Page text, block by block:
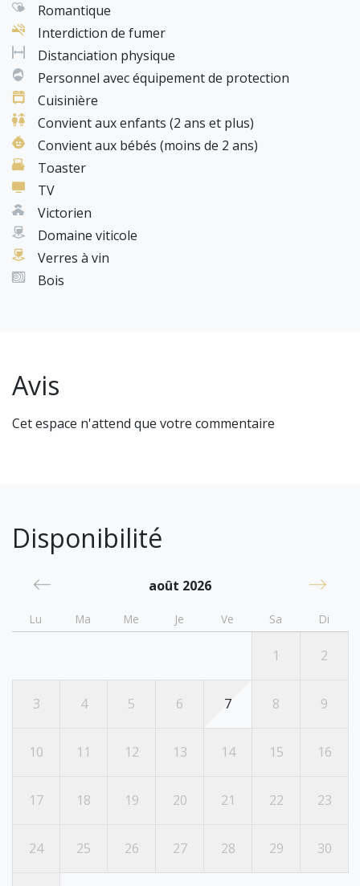
Romantique
Interdiction de fumer
Distanciation physique
Personnel avec équipement de protection
Cuisinière
Convient aux enfants (2 ans et plus)
Convient aux bébés (moins de 2 ans)
Toaster
TV
Victorien
Domaine viticole
Verres à vin
Bois
Avis
Cet espace n'attend que votre commentaire
Disponibilité
août 2026
Lu Ma Me Je Ve Sa Di
1 2
3 4 5 6 7 8 9
10 11 12 13 14 15 16
17 18 19 20 21 22 23
24 25 26 27 28 29 30